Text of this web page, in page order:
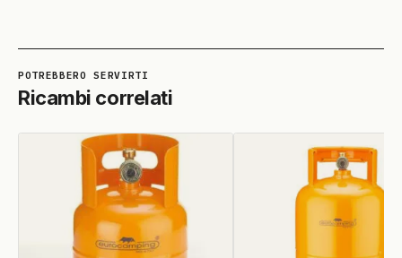
11 IGNIS
IT WASH
REX
SAN GIORGIO
SCHOLTES
Ricambi correlati